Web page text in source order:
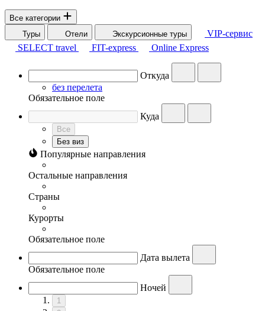
Все категории
Туры
Отели Экскурсионные туры
VIP-сервис
SELECT travel
FIT-express Online Express
Откуда
без перелета
Обязательное поле
Куда
Все
Без виз
Популярные направления
Остальные направления
Страны
Курорты
Обязательное поле
Дата вылета
Обязательное поле
Ночей
1